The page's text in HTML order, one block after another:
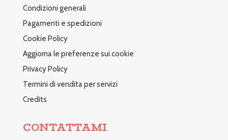
Condizioni generali
Pagamenti e spedizioni
Cookie Policy
Aggiorna le preferenze sui cookie
Privacy Policy
Termini di vendita per servizi
Credits
CONTATTAMI